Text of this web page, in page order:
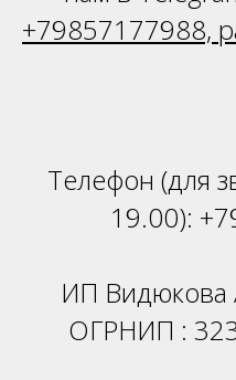
+79857177988,
Телефон (для
19.00):
ИП Видюкова
ОГРНИП :